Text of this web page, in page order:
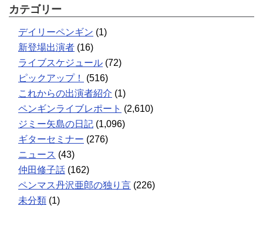
カテゴリー
デイリーペンギン (1)
新登場出演者 (16)
ライブスケジュール (72)
ピックアップ！
(516)
これからの出演者紹介 (1)
ペンギンライブレポート (2,610)
ジミー矢島の日記 (1,096)
ギターセミナー (276)
ニュース (43)
仲田修子話 (162)
ペンマス丹沢亜郎の独り言 (226)
未分類 (1)